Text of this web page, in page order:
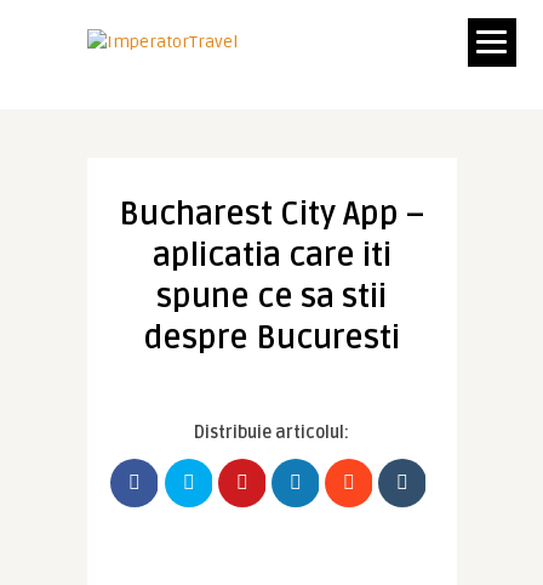
Bucharest City App –
aplicatia care iti
spune ce sa stii
despre Bucuresti
Distribuie articolul: